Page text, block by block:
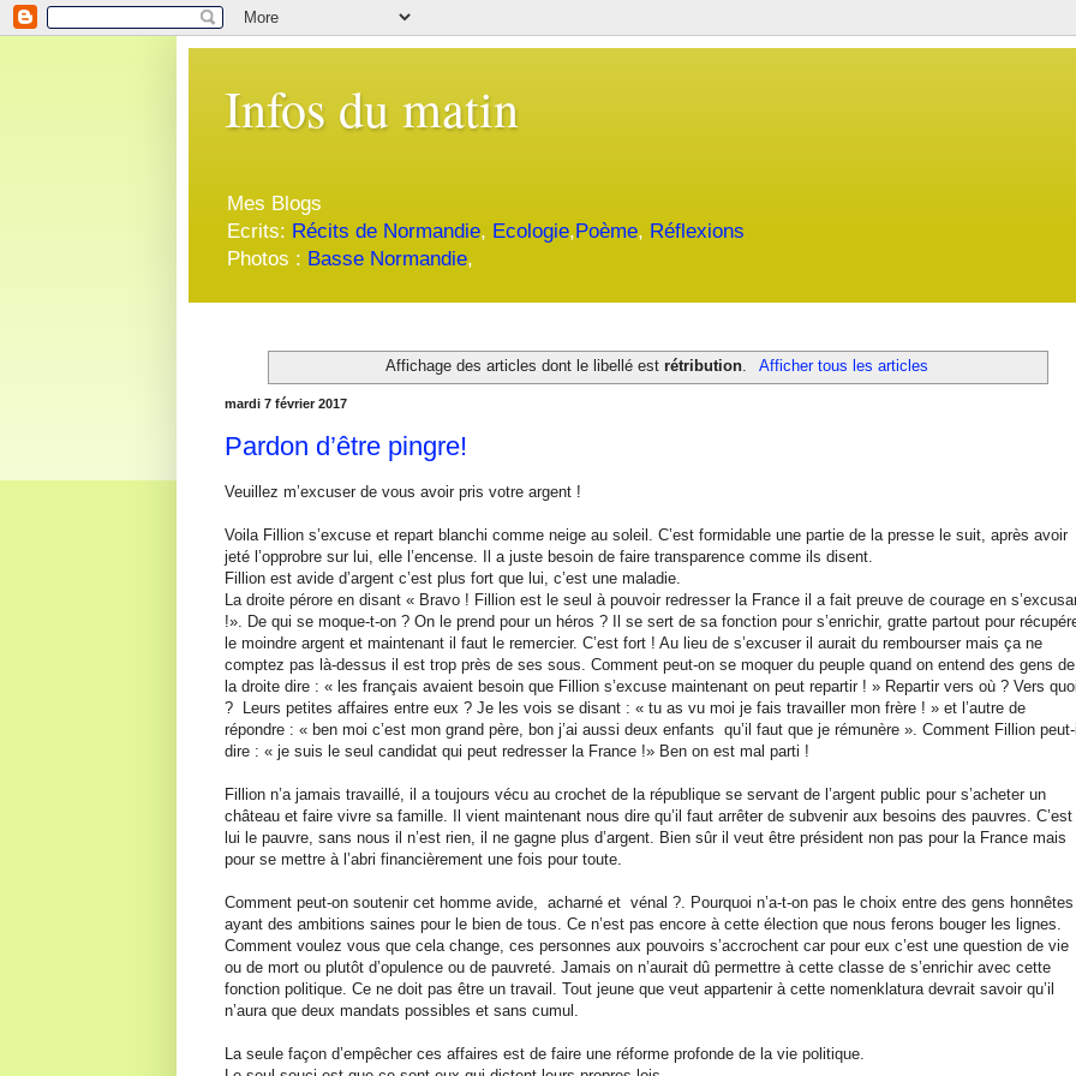
Infos du matin
Mes Blogs
Ecrits: Récits de Normandie, Ecologie, Poème, Réflexions
Photos : Basse Normandie,
Affichage des articles dont le libellé estrétribution. Afficher tous les articles
mardi 7 février 2017
Pardon d’être pingre!
Veuillez m’excuser de vous avoir pris votre argent !
Voila Fillion s’excuse et repart blanchi comme neige au soleil. C’est formidable une partie de la presse le suit, après avoir
jeté l’opprobre sur lui, elle l’encense. Il a juste besoin de faire transparence comme ils disent.
Fillion est avide d’argent c’est plus fort que lui, c’est une maladie.
La droite pérore en disant « Bravo ! Fillion est le seul à pouvoir redresser la France il a fait preuve de courage en
!». De qui se moque-t-on ? On le prend pour un héros ? Il se sert de sa fonction pour s’enrichir, gratte partout pour
le moindre argent et maintenant il faut le remercier. C’est fort ! Au lieu de s’excuser il aurait du rembourser mais ça ne
comptez pas là-dessus il est trop près de ses sous. Comment peut-on se moquer du peuple quand on entend des gens de
la droite dire : « les français avaient besoin que Fillion s’excuse maintenant on peut repartir ! » Repartir vers où ? Vers quoi
? Leurs petites affaires entre eux ? Je les vois se disant : « tu as vu moi je fais travailler mon frère ! » et l’autre de
répondre : « ben moi c’est mon grand père, bon j’ai aussi deux enfants qu’il faut que je rémunère ». Comment Fillion peut-il
dire : « je suis le seul candidat qui peut redresser la France !» Ben on est mal parti !
Fillion n’a jamais travaillé, il a toujours vécu au crochet de la république se servant de l’argent public pour s’acheter un
château et faire vivre sa famille. Il vient maintenant nous dire qu’il faut arrêter de subvenir aux besoins des pauvres. C’est
lui le pauvre, sans nous il n’est rien, il ne gagne plus d’argent. Bien sûr il veut être président non pas pour la France mais
pour se mettre à l’abri financièrement une fois pour toute.
Comment peut-on soutenir cet homme avide, acharné et vénal ?. Pourquoi n’a-t-on pas le choix entre des gens honnêtes
ayant des ambitions saines pour le bien de tous. Ce n’est pas encore à cette élection que nous ferons bouger les lignes.
Comment voulez vous que cela change, ces personnes aux pouvoirs s’accrochent car pour eux c’est une question de vie
ou de mort ou plutôt d’opulence ou de pauvreté. Jamais on n’aurait dû permettre à cette classe de s’enrichir avec cette
fonction politique. Ce ne doit pas être un travail. Tout jeune que veut appartenir à cette nomenklatura devrait savoir qu’il
n’aura que deux mandats possibles et sans cumul.
La seule façon d’empêcher ces affaires est de faire une réforme profonde de la vie politique.